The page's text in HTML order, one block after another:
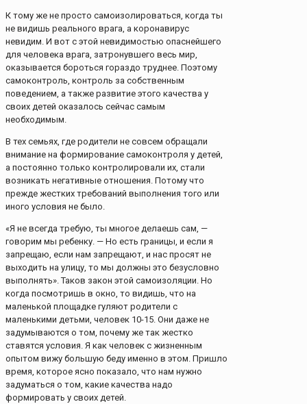
К тому же не просто самоизолироваться, когда ты
не видишь реального врага, а коронавирус
невидим. И вот с этой невидимостью опаснейшего
для человека врага, затронувшего весь мир,
оказывается бороться гораздо труднее. Поэтому
самоконтроль, контроль за собственным
поведением, а также развитие этого качества у
своих детей оказалось сейчас самым
необходимым.
В тех семьях, где родители не совсем обращали
внимание на формирование самоконтроля у детей,
а постоянно только контролировали их, стали
возникать негативные отношения. Потому что
прежде жестких требований выполнения того или
иного условия не было.
«Я не всегда требую, ты многое делаешь сам, —
говорим мы ребенку. — Но есть границы, и если я
запрещаю, если нам запрещают, и нас просят не
выходить на улицу, то мы должны это безусловно
выполнять». Таков закон этой самоизоляции. Но
когда посмотришь в окно, то видишь, что на
маленькой площадке гуляют родители с
маленькими детьми, человек 10-15. Они даже не
задумываются о том, почему же так жестко
ставятся условия. Я как человек с жизненным
опытом вижу большую беду именно в этом. Пришло
время, которое ясно показало, что нам нужно
задуматься о том, какие качества надо
формировать у своих детей.